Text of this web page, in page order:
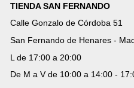
TIENDA SAN FERNANDO
Calle Gonzalo de Córdoba 51
San Fernando de Henares -
L de 17:00 a 20:00
De M a V de 10:00 a 14:00 -